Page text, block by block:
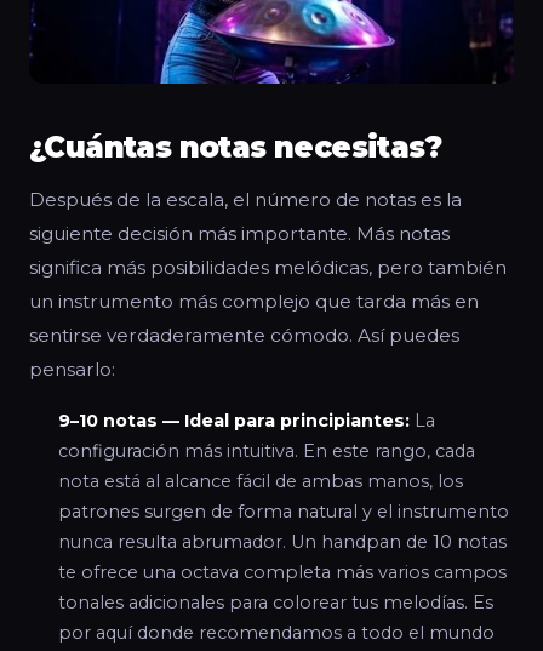
¿Cuántas notas necesitas?
Después de la escala, el número de notas es la
siguiente decisión más importante. Más notas
significa más posibilidades melódicas, pero también
un instrumento más complejo que tarda más en
sentirse verdaderamente cómodo. Así puedes
pensarlo:
9–10 notas — Ideal para principiantes: La
configuración más intuitiva. En este rango, cada
nota está al alcance fácil de ambas manos, los
patrones surgen de forma natural y el instrumento
nunca resulta abrumador. Un handpan de 10 notas
te ofrece una octava completa más varios campos
tonales adicionales para colorear tus melodías. Es
por aquí donde recomendamos a todo el mundo